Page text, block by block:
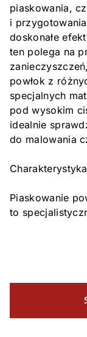
piaskowania,
i
doskonałe
ten polega na
powłok z
specjalnych
pod wysokim
idealnie
do malowania
Piaskowanie
to
oczyszczenie
zastosowaniu
pod wysokim
resztki starych